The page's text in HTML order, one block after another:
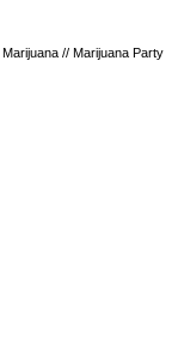
// Marijuana Party